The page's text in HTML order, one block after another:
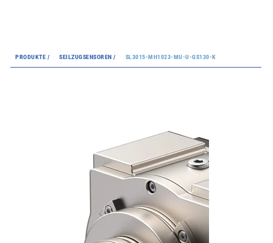
PRODUKTE / SEILZUGSENSOREN / SL3015-MH1023-MU-U-GS130-K